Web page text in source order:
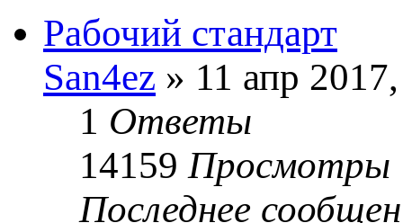
Рабочий стандарт
San4ez » 11 апр
1 Ответы
14159Просмотры
Последнее